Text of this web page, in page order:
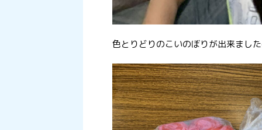
色とりどりのこいのぼりが出来まし